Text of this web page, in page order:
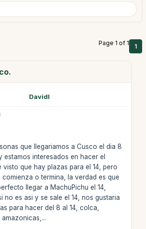
Page 1 of 1 1
Davidl
que llegariamos a Cusco el dia 8
estamos interesados en hacer el
visto que hay plazas para el 14, pero
comienza o termina, la verdad es que
llegar a MachuPichu el 14,
no es asi y se sale el 14, nos gustaria
para hacer del 8 al 14, colca,